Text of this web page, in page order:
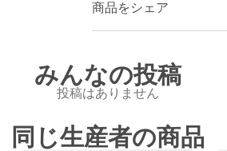
商品をシェア
みんなの投稿
投稿はありません
同じ生産者の商品